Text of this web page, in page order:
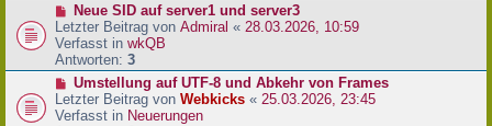
N
e
u
e
r
B
e
Neue SID auf server1 und server3
Letzter Beitrag von Admiral « 28.03.2026, 10:59
Verfasst in wkQB
Antworten: 3
N
e
u
Umstellung auf UTF-8 und Abkehr von Frames
Letzter Beitrag von Webkicks « 25.03.2026, 23:45
Verfasst in Neuerungen